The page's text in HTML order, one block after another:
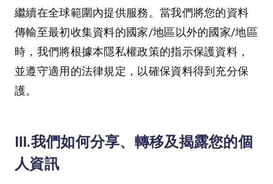
繼續在全球範圍內提供服務。當我們將您的資料
傳輸至最初收集資料的國家/地區以外的國家/地區
時，我們將根據本隱私權政策的指示保護資料，
並遵守適用的法律規定，以確保資料得到充分保
護。
Ⅲ.我們如何分享、轉移及揭露您的個
人資訊